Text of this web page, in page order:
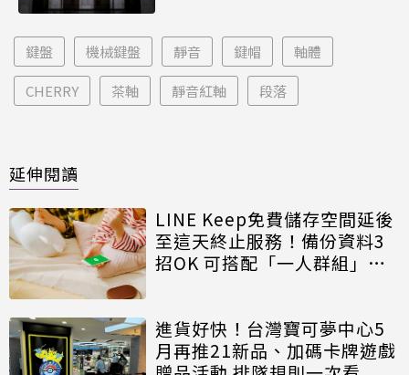
鍵盤 機械鍵盤 靜音 鍵帽 軸體
CHERRY 茶軸 靜音紅軸 段落
延伸閱讀
LINE Keep免費儲存空間延後
至這天終止服務！備份資料3
招OK 可搭配「一人群組」使
進貨好快！台灣寶可夢中心5
月再推21新品、加碼卡牌遊戲